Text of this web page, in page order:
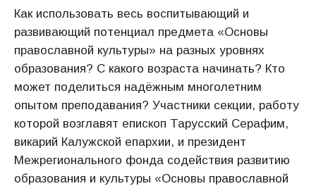
Как использовать весь воспитывающий и
развивающий потенциал предмета «Основы
православной культуры» на разных уровнях
образования? С какого возраста начинать? Кто
может поделиться надёжным многолетним
опытом преподавания? Участники секции, работу
которой возглавят епископ Тарусский Серафим,
викарий Калужской епархии, и президент
Межрегионального фонда содействия развитию
образования и культуры «Основы православной